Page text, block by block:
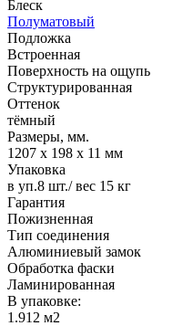
Блеск
Полуматовый
Подложка
Встроенная
Поверхность на ощупь
Структурированная
Оттенок
тёмный
Размеры, мм.
1207 х 198 х 11 мм
Упаковка
в уп.8 шт./ вес 15 кг
Гарантия
Пожизненная
Тип соединения
Алюминиевый замок
Обработка фаски
Ламинированная
В упаковке:
1.912 м2